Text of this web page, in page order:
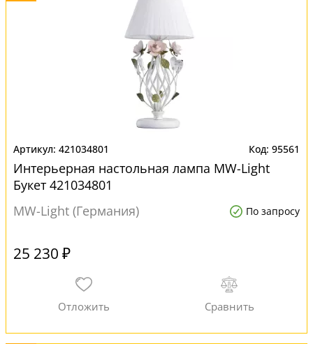
421034801 95561
Интерьерная настольная лампа MW-Light
Букет 421034801
MW-Light (Германия)
По запросу
25 230 ₽